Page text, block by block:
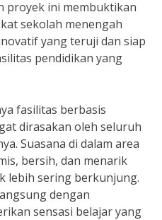
proyek ini membuktikan
sekolah menengah
yang teruji dan siap
pendidikan yang
fasilitas berbasis
dirasakan oleh seluruh
Suasana di dalam area
bersih, dan menarik
lebih sering berkunjung.
dengan
sensasi belajar yang